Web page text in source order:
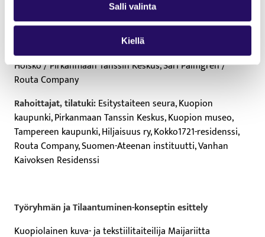
Salli valinta
Kiellä
Meidän Kuopio -festivaali (Kuopion esitys),
Pirkanmaan Tanssin Keskus (Tampereen esitykset)
Kiitos:Yilin Ma, Sonja Korkman / Esitystaiteen seura, Maija
Hoisko / Pirkanmaan Tanssin Keskus, Sari Palmgren /
Routa Company
Rahoittajat, tilatuki:Esitystaiteen seura, Kuopion
kaupunki, Pirkanmaan Tanssin Keskus, Kuopion museo,
Tampereen kaupunki, Hiljaisuus ry, Kokko1721-residenssi,
Routa Company, Suomen-Ateenan instituutti, Vanhan
Kaivoksen Residenssi
Työryhmän ja Tilaantuminen-konseptin esittely
Kuopiolainen kuva- ja tekstiilitaiteilija Maijariitta